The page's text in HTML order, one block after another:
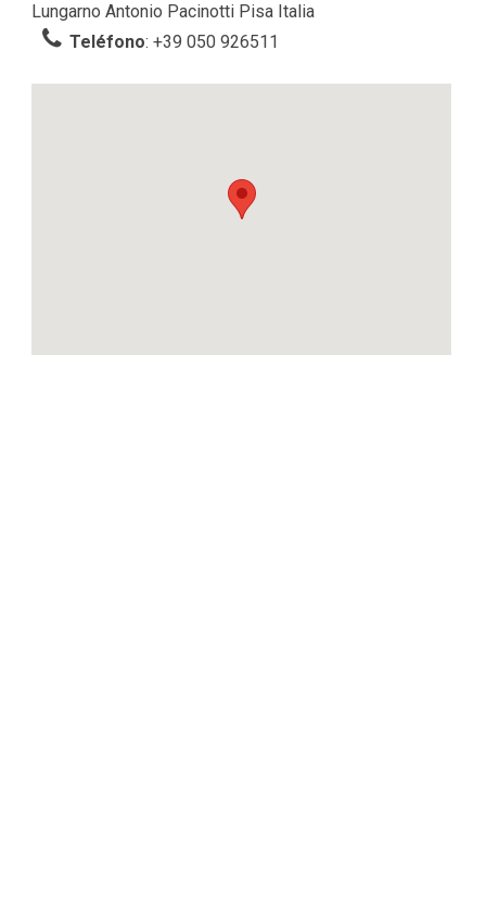
Lungarno Antonio Pacinotti Pisa Italia
Teléfono: +39 050 926511